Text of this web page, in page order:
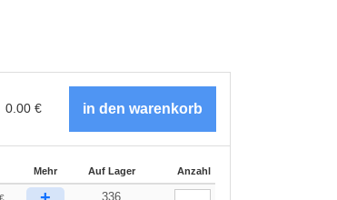
0.00 €
Mehr Auf Lager Anzahl
€ 336